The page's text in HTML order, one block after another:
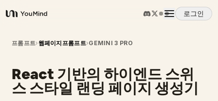
YouMind
로그인
개요
사용 사례
프롬프트›웹페이지프롬프트›GEMINI 3 PRO
React 기반의 하이엔드 스위
스 스타일 랜딩 페이지 생성기